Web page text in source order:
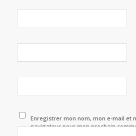
Enregistrer mon nom, mon e-mail et
navigateur pour mon prochain